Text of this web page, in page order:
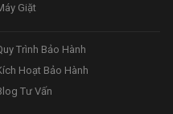
Giặt
Trình Bảo Hành
Hoạt Bảo Hành
Tư Vấn